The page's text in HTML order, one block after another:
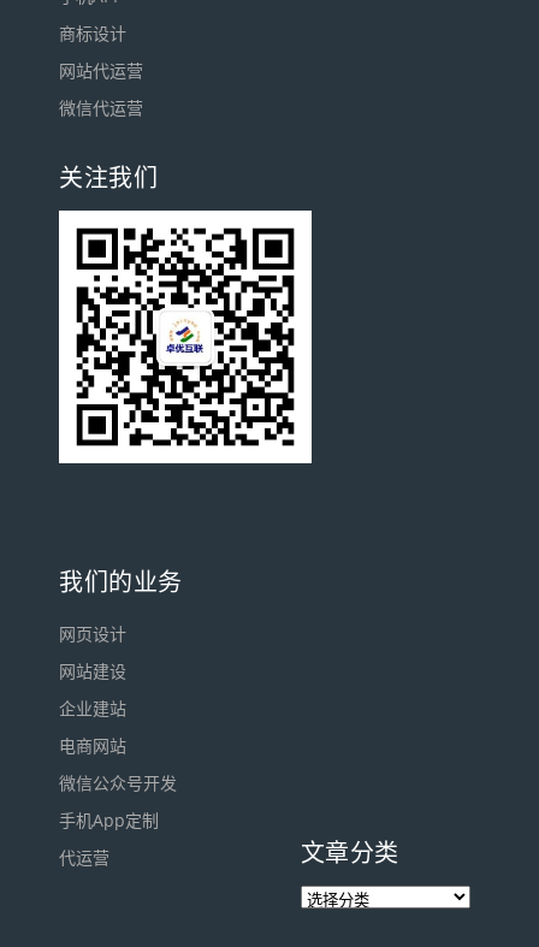
商标设计
网站代运营
微信代运营
关注我们
我们的业务
网页设计
网站建设
企业建站
电商网站
微信公众号开发
手机App定制
代运营
文章分类